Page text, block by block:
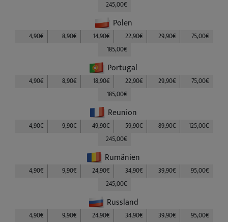
245,00€
Polen
4,90€ 8,90€ 14,90€ 22,90€ 29,90€
75,00€
185,00€
Portugal
4,90€ 8,90€ 18,90€ 22,90€ 29,90€
75,00€
185,00€
Reunion
4,90€ 9,90€ 49,90€ 59,90€ 89,90€
125,00€
245,00€
Rumänien
4,90€ 9,90€ 24,90€ 34,90€ 39,90€
95,00€
245,00€
Russland
4,90€ 9,90€ 24,90€ 34,90€ 39,90€
95,00€